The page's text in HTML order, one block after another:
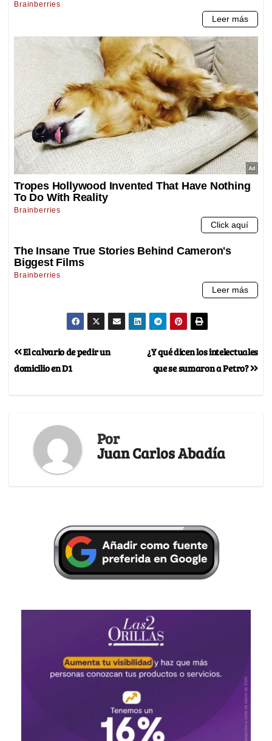
¿Y qué dicen los intelectuales
que se sumaron a Petro?
El calvario de pedir un
domicilio en D1
Por
Juan Carlos Abadía